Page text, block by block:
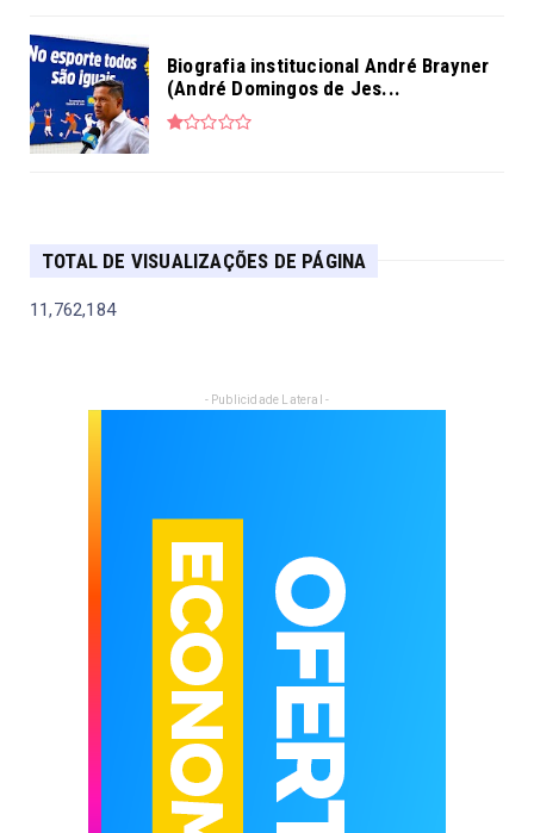
Biografia institucional André Brayner
(André Domingos de Jes...
TOTAL DE VISUALIZAÇÕES DE PÁGINA
11,762,184
- Publicidade Lateral -